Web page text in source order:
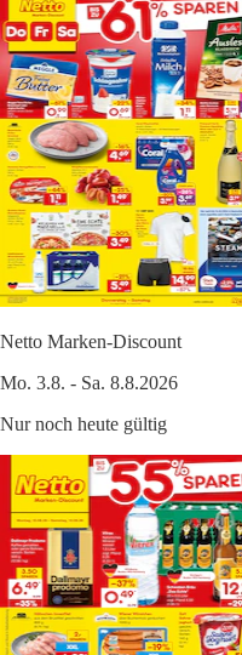
Netto Marken-Discount
Mo. 3.8. - Sa. 8.8.2026
Nur noch heute gültig